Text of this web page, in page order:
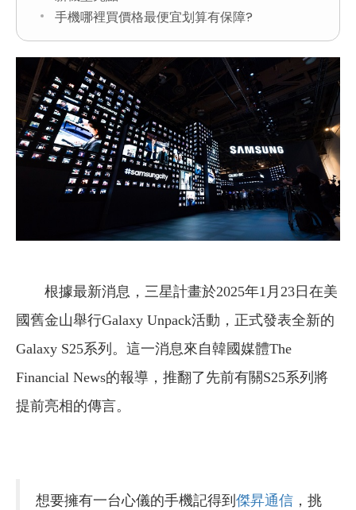
手機哪裡買價格最便宜划算有保障?
根據最新消息，三星計畫於2025年1月23日在美
國舊金山舉行Galaxy Unpack活動，正式發表全新的
Galaxy S25系列。這一消息來自韓國媒體The
Financial News的報導，推翻了先前有關S25系列將
提前亮相的傳言。
想要擁有一台心儀的手機記得到傑昇通信 ，挑